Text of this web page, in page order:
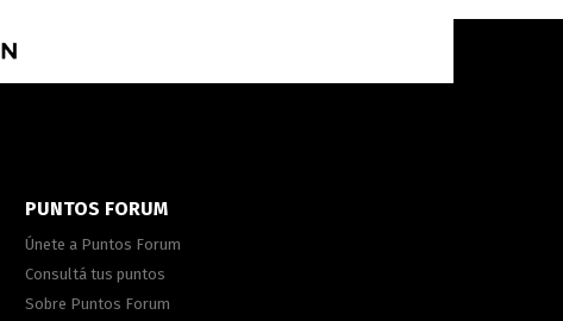
PUNTOS FORUM
Únete a Puntos Forum
Consultá tus puntos
Sobre Puntos Forum